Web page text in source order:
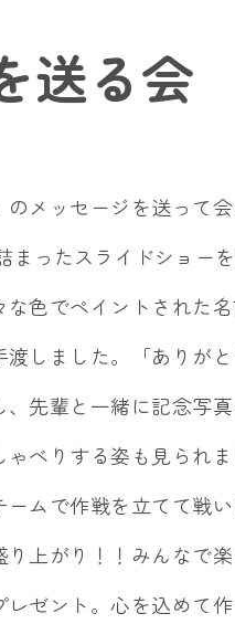
送る会
メッセージを送って
まったスライドショー
色でペイントされた
しました。「ありが
先輩と一緒に記念写
べりする姿も見られ
ムで作戦を立てて戦
上がり！！みんなで
ゼント。心を込めて